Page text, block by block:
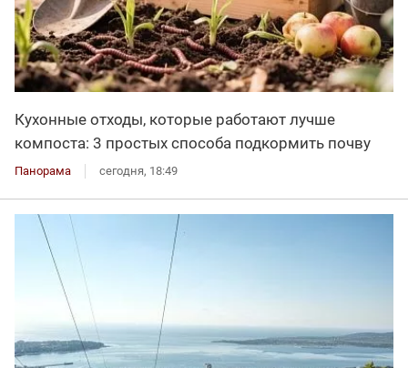
Кухонные отходы, которые работают лучше
компоста: 3 простых способа подкормить почву
Панорама сегодня, 18:49